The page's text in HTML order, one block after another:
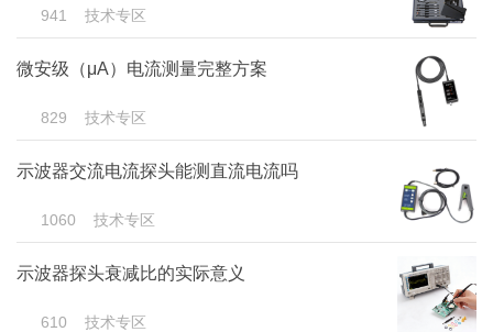
941 技术专区
微安级（μA）电流测量完整方案
829 技术专区
示波器交流电流探头能测直流电流吗
1060 技术专区
示波器探头衰减比的实际意义
610 技术专区